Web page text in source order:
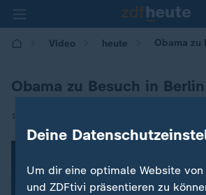
Video heute Obama zu
Obama zu Besuch in Berlin
17.11.2016 | 09:51
Deine
Um dir eine optimale Website von
und ZDFtivi präsentieren zu